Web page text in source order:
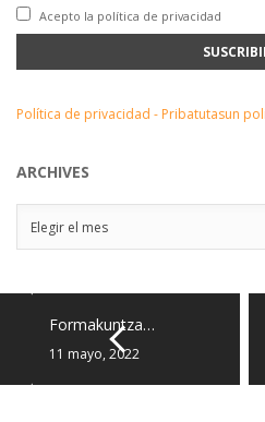
Acepto la política de privacidad
Política de privacidad - Pribatutasun
ARCHIVES
Elegir el mes
Formakuntza…
11 mayo, 2022